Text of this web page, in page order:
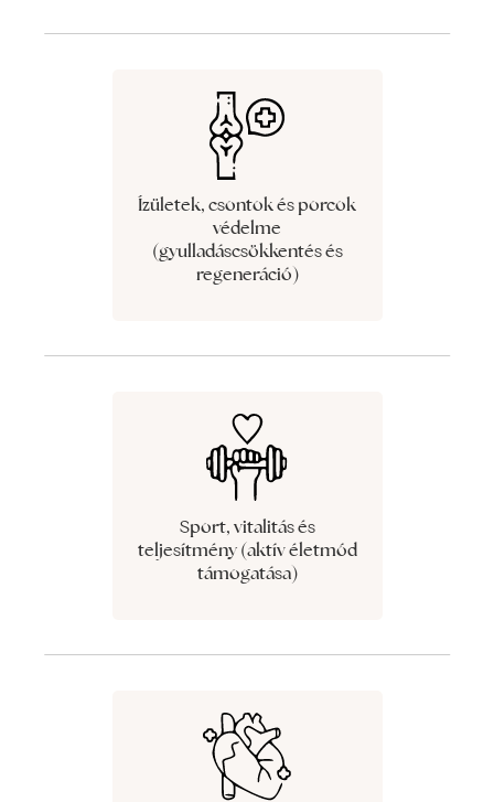
Ízületek, csontok és porcok
védelme
(gyulladáscsökkentés és
regeneráció)
Sport, vitalitás és
teljesítmény (aktív életmód
támogatása)